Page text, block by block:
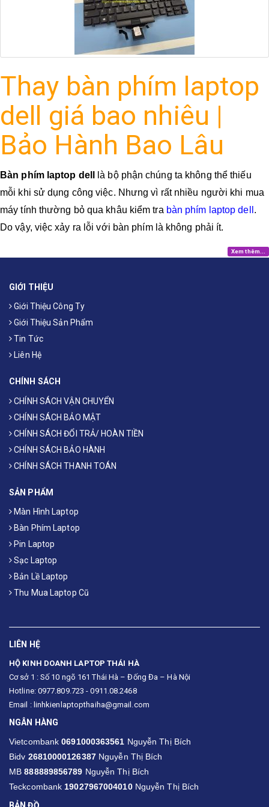
Thay bàn phím laptop
dell giá bao nhiêu |
Bảo Hành Bao Lâu
Bàn phím laptop dell
là bộ phận chúng ta không thể thiếu
mỗi khi sử dụng công việc. Nhưng vì rất nhiều người khi mua
máy tính thường bỏ qua khâu kiểm tra bàn phím laptop dell .
Do vậy, việc xảy ra lỗi với bàn phím là không phải ít.
Xem thêm...
GIỚI THIỆU
Giới Thiệu Công Ty
Giới Thiệu Sản Phẩm
Tin Tức
Liên Hệ
CHÍNH SÁCH
CHÍNH SÁCH VẬN CHUYỂN
CHÍNH SÁCH BẢO MẬT
CHÍNH SÁCH ĐỔI TRẢ/ HOÀN TIỀN
CHÍNH SÁCH BẢO HÀNH
CHÍNH SÁCH THANH TOÁN
SẢN PHẨM
Màn Hình Laptop
Bàn Phím Laptop
Pin Laptop
Sạc Laptop
Bản Lề Laptop
Thu Mua Laptop Cũ
LIÊN HỆ
HỘ KINH DOANH LAPTOP THÁI HÀ
Cơ sở 1 : Số 10 ngõ 161 Thái Hà – Đống Đa – Hà Nội
Hotline: 0977.809.723 - 0911.08.2468
Email : linhkienlaptopthaiha@gmail.com
NGÂN HÀNG
Vietcombank0691000363561 Nguyễn Thị Bích
Bidv 26810000126387Nguyễn Thị Bích
MB888889856789 Nguyễn Thị Bích
Teckcombank 19027967004010Nguyễn Thị Bích